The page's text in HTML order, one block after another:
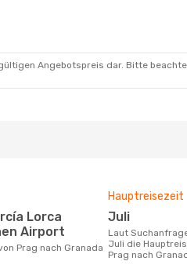
Angebotspreis dar. Bitte
Airport
Prag nach Granada
Hauptreisezeit
Juli
Laut Suchanfragen unserer Kunden ist
Juli die
Prag nach